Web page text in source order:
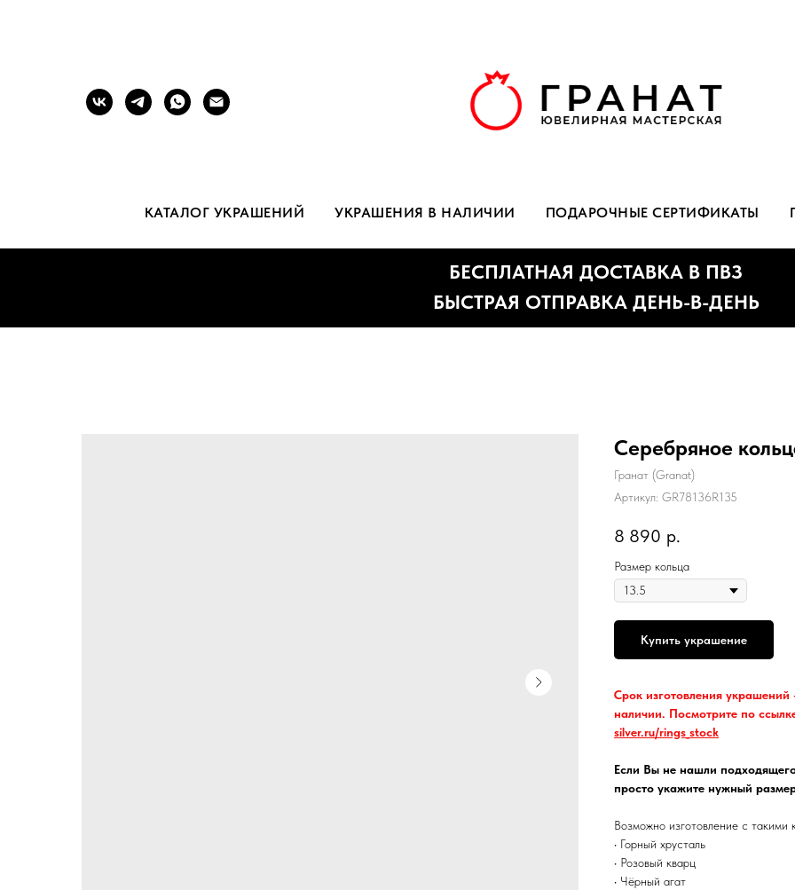
КАТАЛОГ УКРАШЕНИЙ УКРАШЕНИЯ В НАЛИЧИИ ПОДАРОЧНЫЕ СЕРТИФИКАТЫ
БЫСТРАЯ ОТПРАВКА ДЕНЬ-В-ДЕНЬ
Серебряное
Гранат (Granat)
Артикул: GR78136R135
8 890 р.
Размер кольца
Купить украшение
Срок изготовления
наличии. Посмотрите по
silver.ru/rings_stock
Если Вы не нашли
просто укажите нужный
Возможно изготовление с такими
• Горный хрусталь
• Розовый кварц
• Чёрный агат